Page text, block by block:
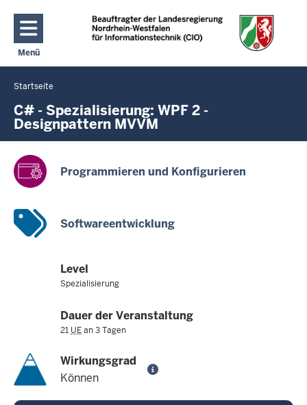
Direkt zum Inhalt
Menü
Navigation aktivieren/deaktivieren: Hauptmenü
Sie
befinden
sich
hier
Startseite
C# - Spezialisierung: WPF 2 -
Designpattern MVVM
Programmieren und Konfigurieren
Softwareentwicklung
Level
Spezialisierung
Dauer der Veranstaltung
21 UEan 3 Tagen
Wirkungsgrad
Können